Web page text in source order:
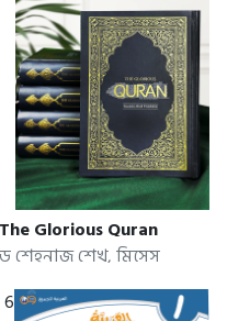
The Glorious Quran
ড শেহনাজ শেখ, মিসেস
কাউসার খত্রী
6